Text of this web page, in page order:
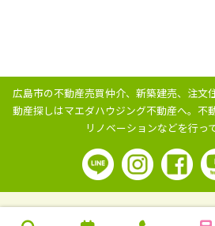
広島市の不動産売買仲介、新築建売、注文
動産探しはマエダハウジング不動産へ。 不
リノベーションなどを行っ